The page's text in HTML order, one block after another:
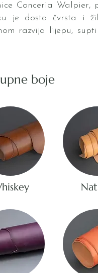
Conceria
je dosta čvrsta i
razvija lijepu,
boje